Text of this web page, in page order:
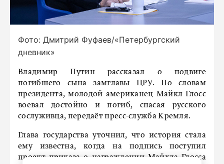
Фото: Дмитрий Фуфаев/«Петербургский
дневник»
Владимир Путин рассказал о подвиге
погибшего сына замглавы ЦРУ. По словам
президента, молодой американец Майкл Глосс
воевал достойно и погиб, спасая русского
сослуживца, передаёт пресс-служба Кремля.
Глава государства уточнил, что история стала
ему известна, когда на подпись поступил
проект приказа о награждении Майкла Глосса